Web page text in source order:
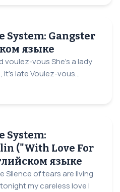
System: Gangster
языке
voulez-vous She's a lady
late Voulez-vous...
System:
("With Love For
языке
Silence of tears are living
my careless love I